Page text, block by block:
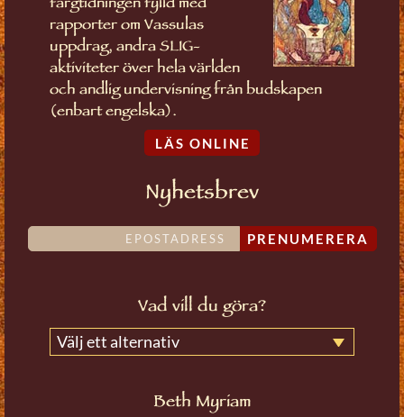
färgtidningen fylld med
rapporter om Vassulas
uppdrag, andra SLIG-
aktiviteter över hela världen
och andlig undervisning från budskapen
(enbart engelska).
LÄS ONLINE
Nyhetsbrev
PRENUMERERA
Vad vill du göra?
Välj ett alternativ
Beth Myriam